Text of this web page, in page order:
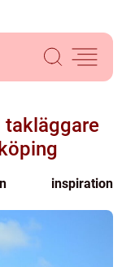
takläggare
inspiration